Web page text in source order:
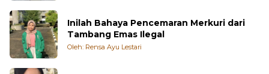
Inilah Bahaya Pencemaran Merkuri dari
Tambang Emas Ilegal
Oleh: Rensa Ayu Lestari